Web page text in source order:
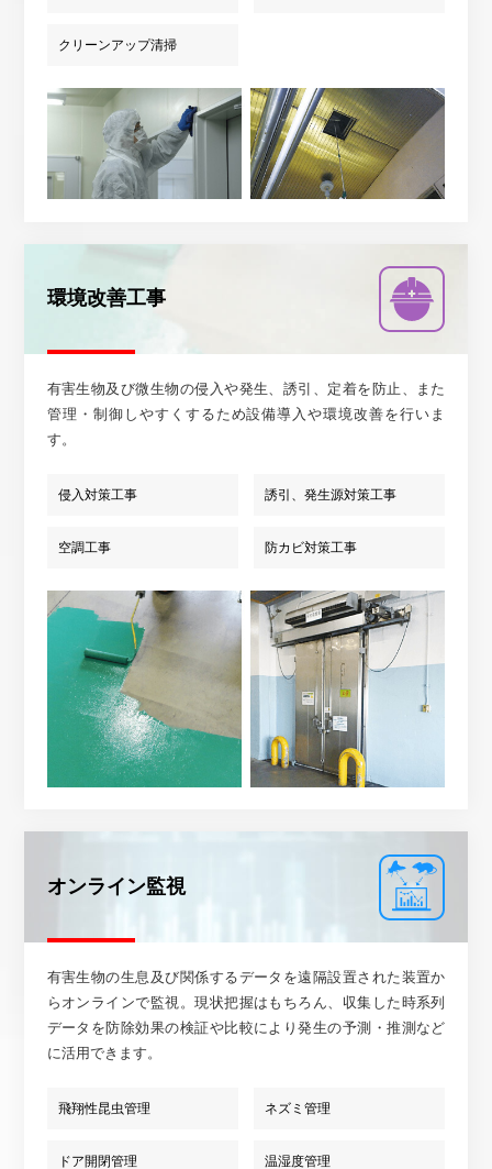
クリーンアップ清掃
環境改善工事
有害生物及び微生物の侵入や発生、誘引、定着を防止、また
管理・制御しやすくするため設備導入や環境改善を行いま
す。
侵入対策工事 誘引、発生源対策工事
空調工事 防カビ対策工事
オンライン監視
有害生物の生息及び関係するデータを遠隔設置された装置か
らオンラインで監視。現状把握はもちろん、収集した時系列
データを防除効果の検証や比較により発生の予測・推測など
に活用できます。
飛翔性昆虫管理 ネズミ管理
ドア開閉管理 温湿度管理